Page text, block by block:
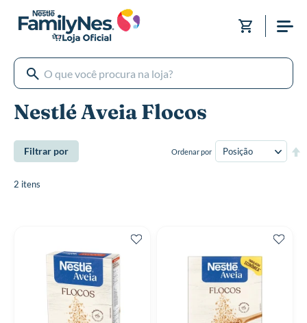
para
Meu
Nestlé Aveia Flocos
2 itens
Ordenar por
Filtrar por